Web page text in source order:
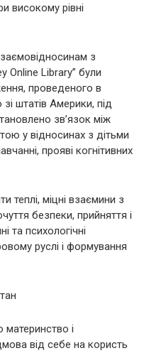
високому рівні
з
Online Library” були
проведеного в
штатів Америки, під
зв’язок між
у відносинах з дітьми
прояві когнітивних
теплі, міцні взаємини з
безпеки, прийняття і
та психологічні
руслі і формування
і
від себе на користь